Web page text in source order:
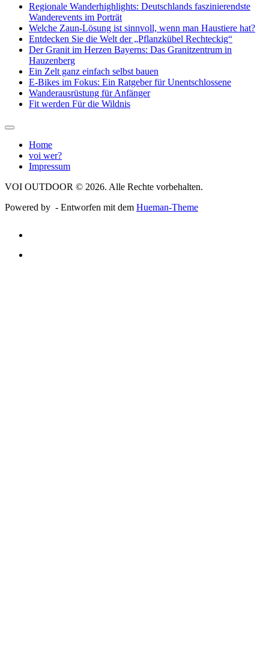
Regionale Wanderhighlights: Deutschlands faszinierendste
Wanderevents im Porträt
Welche Zaun-Lösung ist sinnvoll, wenn man Haustiere hat?
Entdecken Sie die Welt der „Pflanzkübel Rechteckig“
Der Granit im Herzen Bayerns: Das Granitzentrum in
Hauzenberg
Ein Zelt ganz einfach selbst bauen
E-Bikes im Fokus: Ein Ratgeber für Unentschlossene
Wanderausrüstung für Anfänger
Fit werden Für die Wildnis
Home
voi wer?
Impressum
VOI OUTDOOR © 2026. Alle Rechte vorbehalten.
Powered by - Entworfen mit dem Hueman-Theme